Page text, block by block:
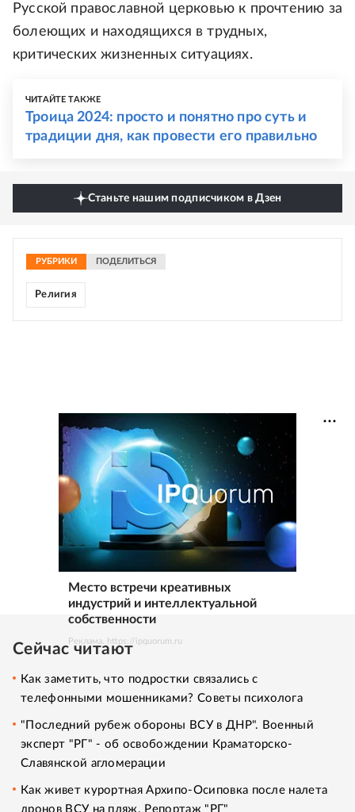
Русской православной церковью к прочтению за
болеющих и находящихся в трудных,
критических жизненных ситуациях.
ЧИТАЙТЕ ТАКЖЕ
Троица 2024: просто и понятно про суть и
традиции дня, как провести его правильно
Станьте нашим подписчиком в Дзен
РУБРИКИ ПОДЕЛИТЬСЯ
Религия
Место встречи креативных
индустрий и интеллектуальной
собственности
Реклама. https://ipquorum.ru
Сейчас читают
Как заметить, что подростки связались с
телефонными мошенниками? Советы психолога
"Последний рубеж обороны ВСУ в ДНР". Военный
эксперт "РГ" - об освобождении Краматорско-
Славянской агломерации
Как живет курортная Архипо-Осиповка после налета
дронов ВСУ на пляж. Репортаж "РГ"